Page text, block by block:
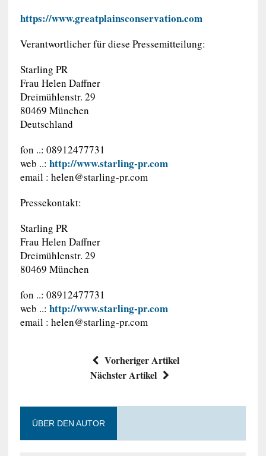
https://www.greatplainsconservation.com
Verantwortlicher für diese Pressemitteilung:
Starling PR
Frau Helen Daffner
Dreimühlenstr. 29
80469 München
Deutschland
fon ..: 08912477731
web ..: http://www.starling-pr.com
email : helen@starling-pr.com
Pressekontakt:
Starling PR
Frau Helen Daffner
Dreimühlenstr. 29
80469 München
fon ..: 08912477731
web ..: http://www.starling-pr.com
email : helen@starling-pr.com
Vorheriger Artikel
Nächster Artikel
ÜBER DEN AUTOR